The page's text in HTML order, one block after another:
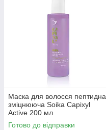
Маска для волосся пептидна
зміцнююча Soika Capixyl
Active 200 мл
Готово до відправки